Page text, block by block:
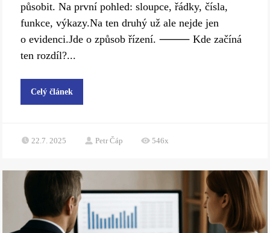
působit. Na první pohled: sloupce, řádky, čísla,
funkce, výkazy.Na ten druhý už ale nejde jen
o evidenci.Jde o způsob řízení. ⸻ Kde začíná
ten rozdíl?...
Celý článek
22.7. 2025 Petr Čáp 546x